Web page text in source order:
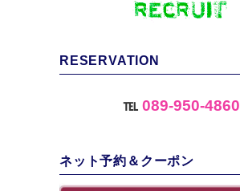
RESERVATION
℡ 089-950-4860
ネット予約＆クーポン